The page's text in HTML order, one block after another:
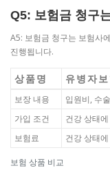
Q5: 보험금 청구
A5: 보험금 청구는 보험사
진행됩니다.
보험 상품 비교
상품명 유병자보
보장 내용 입원비, 수
가입 조건
건강 상태
보험료
건강 상태